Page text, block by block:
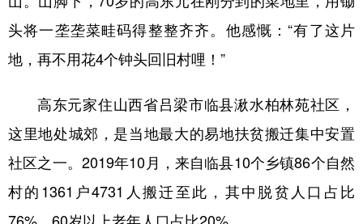
文化 书画 健康 军事
访谈 视频 图片 政务
食品 人居 信息化 数字经济
学术中国 乡村振兴 银龄 溯源中国
娱乐
头将一垄垄菜畦码得整整齐齐。他感慨：“有了这片
地，再不用花4个钟头回旧村哩！”
高东元家住山西省吕梁市临县湫水柏林苑社区，
这里地处城郊，是当地最大的易地扶贫搬迁集中安置
社区之一。2019年10月，来自临县10个乡镇86个自然
村的1361户4731人搬迁至此，其中脱贫人口占比